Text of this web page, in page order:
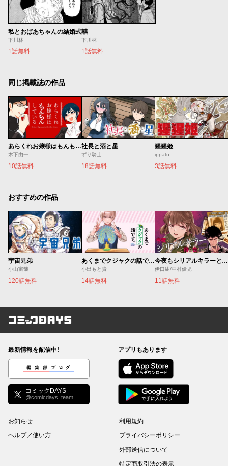
私とおばあちゃんの結婚式
下川林
1話無料
囍
下川林
1話無料
同じ掲載誌の作品
あらくれお嬢様はもんもんしている
木下由一
10話無料
社長と酒と星
ずり騎士
18話無料
猩猩姫
ippatu
3話無料
おすすめの作品
宇宙兄弟
小山宙哉
120話無料
あくまでクジャクの話です。
小出もと貴
14話無料
今夜もシリアルキラーと待ち合わせ
伊口紺/中村優児
11話無料
コミックDAYS
最新情報を配信中!
編集部ブログ
コミックDAYS
@comicdays_team
アプリもあります
お知らせ
ヘルプ／使い方
利用規約
プライバシーポリシー
外部送信について
特定商取引法の表示